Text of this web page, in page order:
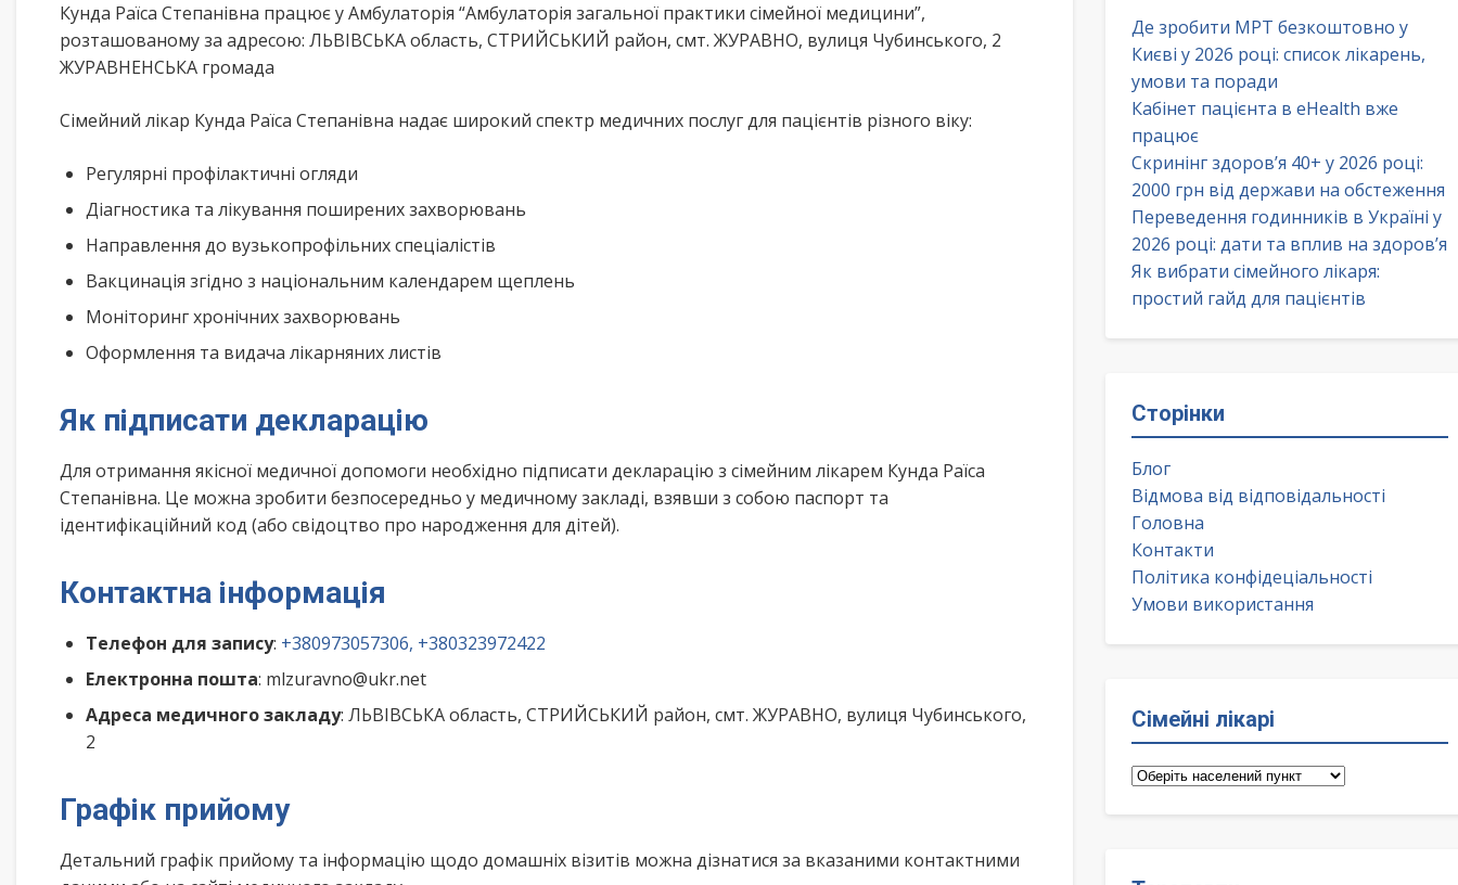
Кунда Раїса Степанівна працює у Амбулаторія “Амбулаторія загальної практики сімейної медицини”,
розташованому за адресою: ЛЬВІВСЬКА область, СТРИЙСЬКИЙ район, смт. ЖУРАВНО, вулиця Чубинського, 2
ЖУРАВНЕНСЬКА громада
Сімейний лікар Кунда Раїса Степанівна надає широкий спектр медичних послуг для пацієнтів різного віку:
Регулярні профілактичні огляди
Діагностика та лікування поширених захворювань
Направлення до вузькопрофільних спеціалістів
Вакцинація згідно з національним календарем щеплень
Моніторинг хронічних захворювань
Оформлення та видача лікарняних листів
Як підписати декларацію
Для отримання якісної медичної допомоги необхідно підписати декларацію з сімейним лікарем Кунда Раїса
Степанівна. Це можна зробити безпосередньо у медичному закладі, взявши з собою паспорт та
ідентифікаційний код (або свідоцтво про народження для дітей).
Контактна інформація
Телефон для запису: +380973057306, +380323972422
Електронна пошта: mlzuravno@ukr.net
Адреса медичного закладу: ЛЬВІВСЬКА область, СТРИЙСЬКИЙ район, смт. ЖУРАВНО, вулиця Чубинського,
2
Графік прийому
Детальний графік прийому та інформацію щодо домашніх візитів можна дізнатися за вказаними контактними
Де зробити МРТ безкоштовно у
Києві у 2026 році: список лікарень,
умови та поради
Кабінет пацієнта в eHealth вже
працює
Скринінг здоров’я 40+ у 2026 році:
2000 грн від держави на обстеження
Переведення годинників в Україні у
2026 році: дати та вплив на здоров’я
Як вибрати сімейного лікаря:
простий гайд для пацієнтів
Сторінки
Блог
Відмова від відповідальності
Головна
Контакти
Політика конфідеціальності
Умови використання
Сімейні лікарі
Сімейні